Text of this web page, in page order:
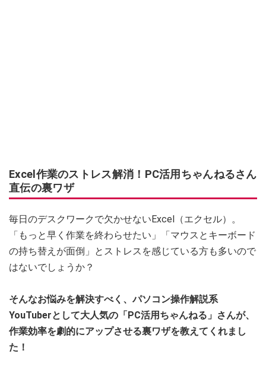
Excel作業のストレス解消！PC活用ちゃんねるさん
直伝の裏ワザ
毎日のデスクワークで欠かせないExcel（エクセル）。
「もっと早く作業を終わらせたい」「マウスとキーボード
の持ち替えが面倒」とストレスを感じている方も多いので
はないでしょうか？
そんなお悩みを解決すべく、パソコン操作解説系
YouTuberとして大人気の「PC活用ちゃんねる」さんが、
作業効率を劇的にアップさせる裏ワザを教えてくれまし
た！